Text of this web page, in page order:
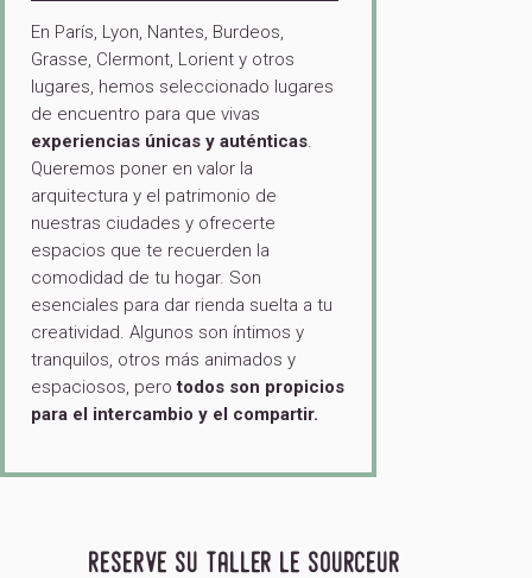
En París, Lyon, Nantes, Burdeos,
Grasse, Clermont, Lorient y otros
lugares, hemos seleccionado lugares
de encuentro para que vivas
experiencias únicas y auténticas.
Queremos poner en valor la
arquitectura y el patrimonio de
nuestras ciudades y ofrecerte
espacios que te recuerden la
comodidad de tu hogar. Son
esenciales para dar rienda suelta a tu
creatividad. Algunos son íntimos y
tranquilos, otros más animados y
espaciosos, perotodos son propicios
para el intercambio y el compartir.
reserve su taller le sourceur